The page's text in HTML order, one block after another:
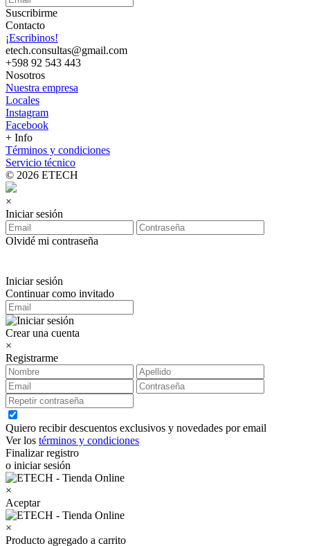
Suscribirme
Contacto
¡Escribinos!
etech.consultas@gmail.com
+598 92 543 443
Nosotros
Nuestra empresa
Locales
Instagram
Facebook
+ Info
Términos y condiciones
Servicio técnico
© 2026 ETECH
×
Iniciar sesión
Olvidé mi contraseña
Iniciar sesión
Continuar como invitado
Crear una cuenta
×
Registrarme
Quiero recibir descuentos exclusivos y novedades por email
Ver los términos y condiciones
Finalizar registro
o iniciar sesión
×
Aceptar
×
Producto agregado a carrito